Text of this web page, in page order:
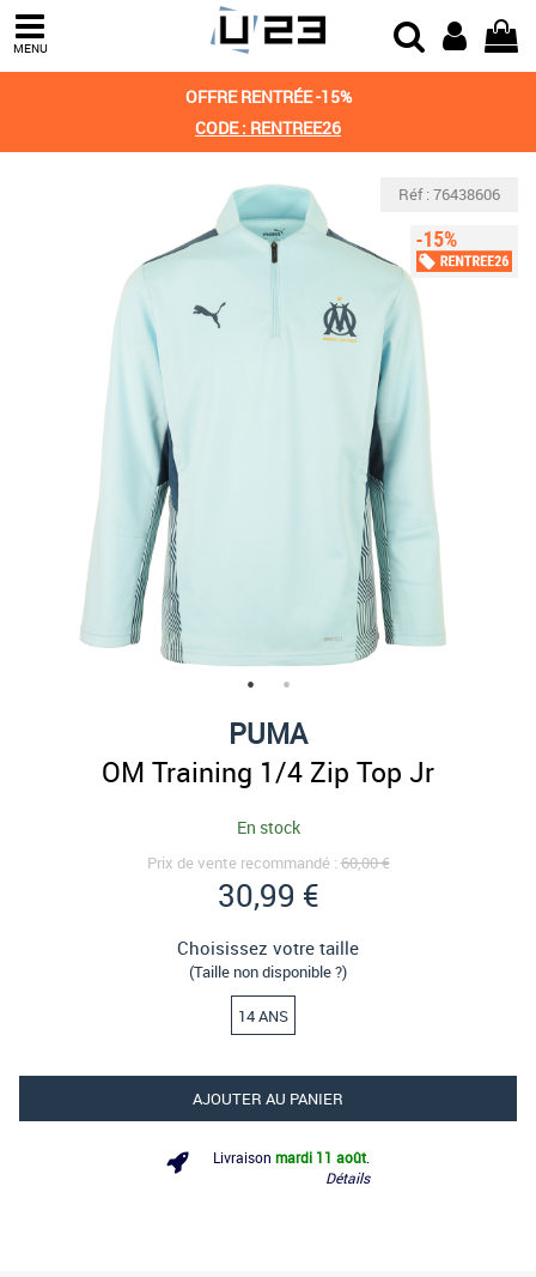
MENU
OFFRE RENTRÉE -15%
CODE : RENTREE26
Réf : 76438606
PUMA
OM Training 1/4 Zip Top Jr
En stock
Prix de vente recommandé :60,00 €
30,99 €
Choisissez votre taille
(Taille non disponible ?)
14 ANS
AJOUTER AU PANIER
Livraison mardi 11 août
Détails